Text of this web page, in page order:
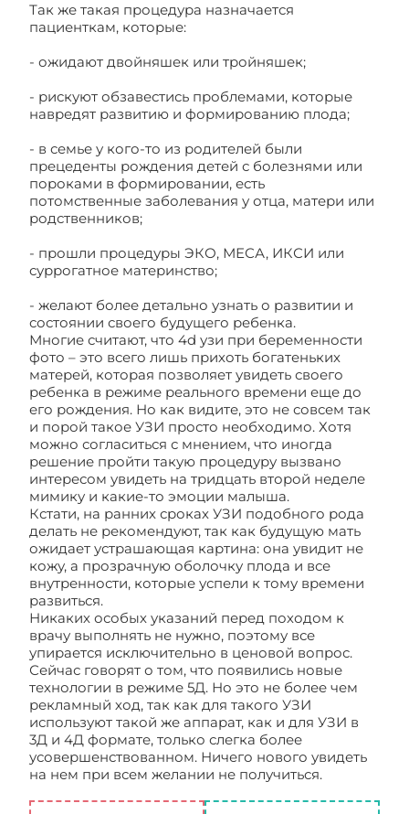
Так же такая процедура назначается
пациенткам, которые:
- ожидают двойняшек или тройняшек;
- рискуют обзавестись проблемами, которые
навредят развитию и формированию плода;
- в семье у кого-то из родителей были
прецеденты рождения детей с болезнями или
пороками в формировании, есть
потомственные заболевания у отца, матери или
родственников;
- прошли процедуры ЭКО, МЕСА, ИКСИ или
суррогатное материнство;
- желают более детально узнать о развитии и
состоянии своего будущего ребенка.
Многие считают, что 4d узи при беременности
фото – это всего лишь прихоть богатеньких
матерей, которая позволяет увидеть своего
ребенка в режиме реального времени еще до
его рождения. Но как видите, это не совсем так
и порой такое УЗИ просто необходимо. Хотя
можно согласиться с мнением, что иногда
решение пройти такую процедуру вызвано
интересом увидеть на тридцать второй неделе
мимику и какие-то эмоции малыша.
Кстати, на ранних сроках УЗИ подобного рода
делать не рекомендуют, так как будущую мать
ожидает устрашающая картина: она увидит не
кожу, а прозрачную оболочку плода и все
внутренности, которые успели к тому времени
развиться.
Никаких особых указаний перед походом к
врачу выполнять не нужно, поэтому все
упирается исключительно в ценовой вопрос.
Сейчас говорят о том, что появились новые
технологии в режиме 5Д. Но это не более чем
рекламный ход, так как для такого УЗИ
используют такой же аппарат, как и для УЗИ в
3Д и 4Д формате, только слегка более
усовершенствованном. Ничего нового увидеть
на нем при всем желании не получиться.